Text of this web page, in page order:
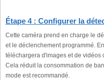
Étape 4 : Configurer la
Cette caméra prend en charge le
et le déclenchement programmé.
téléchargera d'images et de
Cela réduit la consommation de
mode est recommandé.